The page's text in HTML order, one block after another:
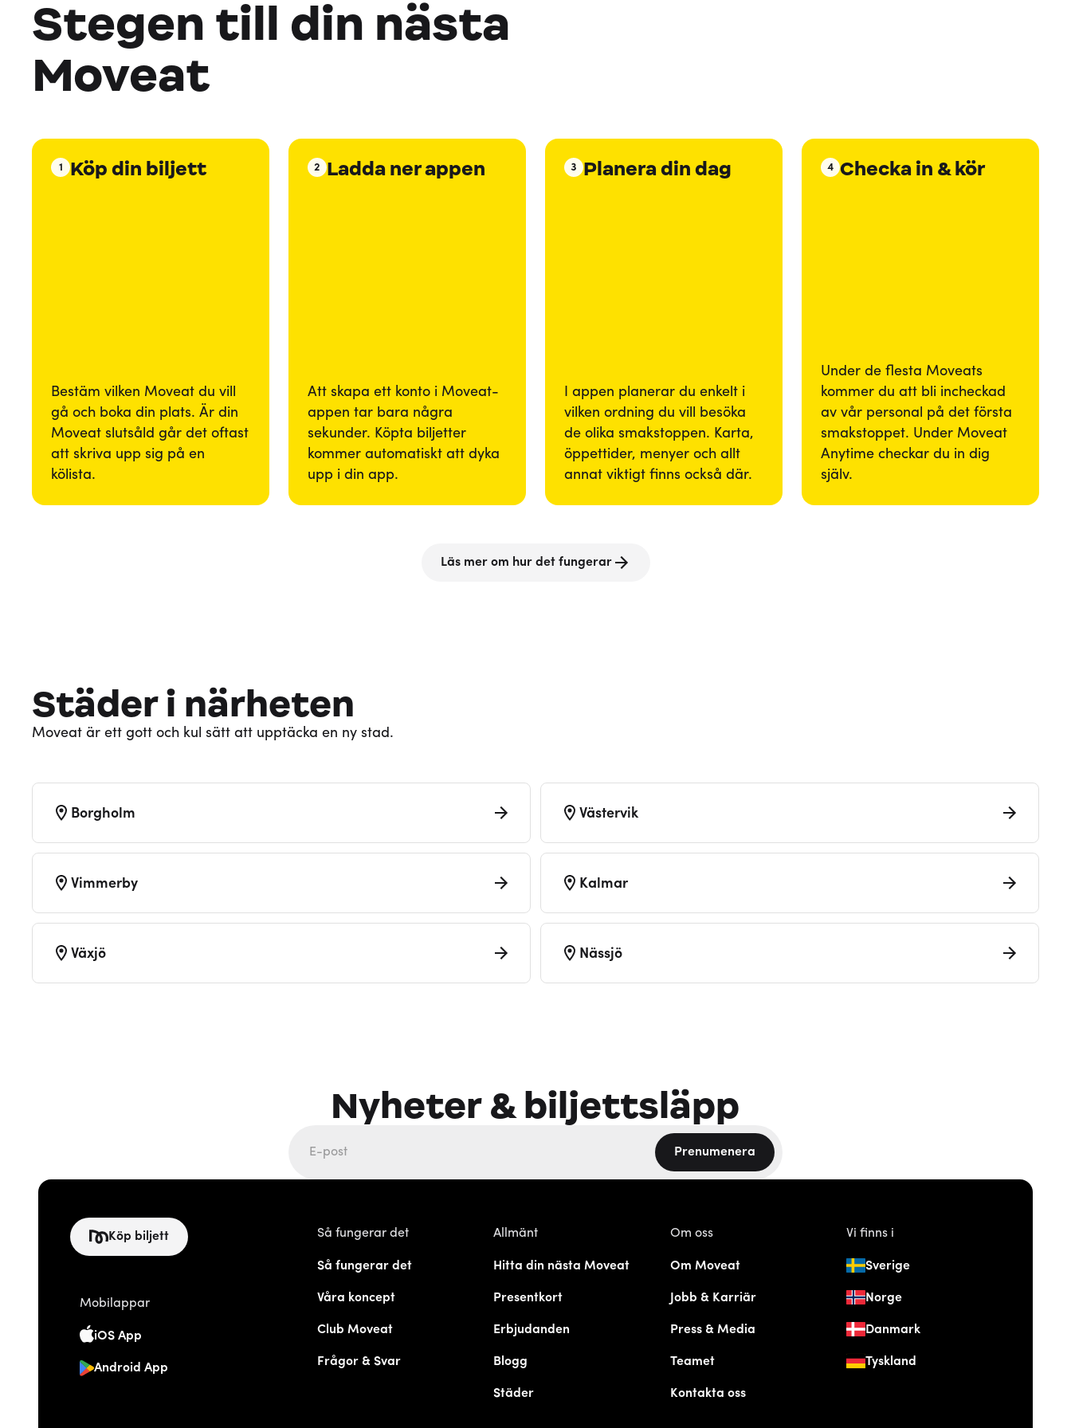
Stegen till din nästa
Moveat
1 Köp din biljett
Bestäm vilken Moveat du vill
gå och boka din plats. Är din
Moveat slutsåld går det oftast
att skriva upp sig på en
kölista.
2 Ladda ner appen
Att skapa ett konto i Moveat-
appen tar bara några
sekunder. Köpta biljetter
kommer automatiskt att dyka
upp i din app.
3 Planera din dag
I appen planerar du enkelt i
vilken ordning du vill besöka
de olika smakstoppen. Karta,
öppettider, menyer och allt
annat viktigt finns också där.
4 Checka in & kör
Under de flesta Moveats
kommer du att bli incheckad
av vår personal på det första
smakstoppet. Under Moveat
Anytime checkar du in dig
själv.
Läs mer om hur det fungerar
Städer i närheten
Moveat är ett gott och kul sätt att upptäcka en ny stad.
Borgholm Västervik
Vimmerby Kalmar
Växjö Nässjö
Nyheter & biljettsläpp
Prenumenera
Köp biljett
Mobilappar
iOS App
Android App
Så fungerar det
Så fungerar det
Våra koncept
Club Moveat
Frågor & Svar
Allmänt
Hitta din nästa Moveat
Presentkort
Erbjudanden
Blogg
Städer
Om oss
Om Moveat
Jobb & Karriär
Press & Media
Teamet
Kontakta oss
Vi finns i
Sverige
Norge
Danmark
Tyskland